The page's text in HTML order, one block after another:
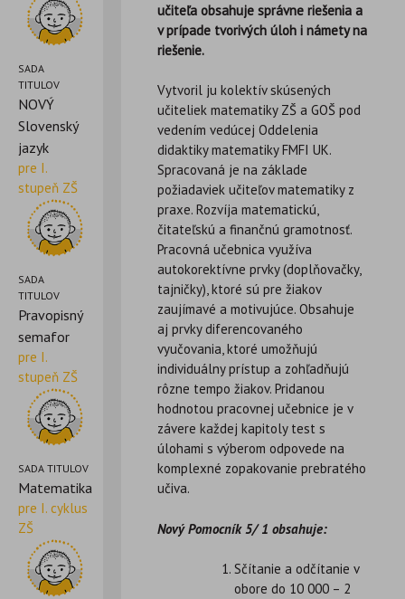
SADA
TITULOV
NOVÝ
Slovenský
jazyk
pre I.
stupeň ZŠ
SADA
TITULOV
Pravopisný
semafor
pre I.
stupeň ZŠ
SADA TITULOV
Matematika
pre I. cyklus
ZŠ
učiteľa obsahuje správne riešenia a
v prípade tvorivých úloh i námety na
riešenie.
Vytvoril ju kolektív skúsených
učiteliek matematiky ZŠ a GOŠ pod
vedením vedúcej Oddelenia
didaktiky matematiky FMFI UK.
Spracovaná je na základe
požiadaviek učiteľov matematiky z
praxe. Rozvíja matematickú,
čitateľskú a finančnú gramotnosť.
Pracovná učebnica využíva
autokorektívne prvky (doplňovačky,
tajničky), ktoré sú pre žiakov
zaujímavé a motivujúce. Obsahuje
aj prvky diferencovaného
vyučovania, ktoré umožňujú
individuálny prístup a zohľadňujú
rôzne tempo žiakov. Pridanou
hodnotou pracovnej učebnice je v
závere každej kapitoly test s
úlohami s výberom odpovede na
komplexné zopakovanie prebratého
učiva.
Nový Pomocník 5/ 1 obsahuje:
Sčítanie a odčítanie v
obore do 10 000 – 2